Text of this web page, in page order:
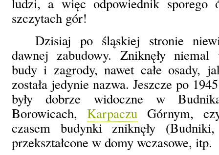
szczytach gór!
Dzisiaj po śląskiej stronie
dawnej zabudowy. Zniknęły niemal
budy i zagrody, nawet całe osady,
została jedynie nazwa. Jeszcze po
były dobrze widoczne w
Borowicach, KarpaczuGórnym,
czasem budynki zniknęły
przekształcone w domy wczasowe, itp.